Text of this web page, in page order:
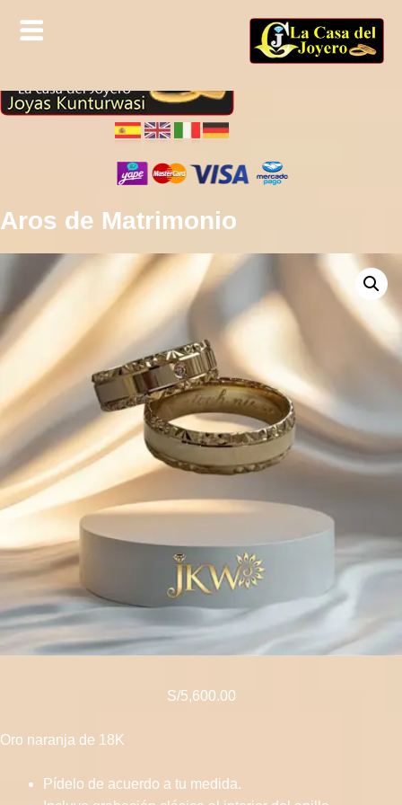
Aros de Matrimonio
S/5,600.00
Oro naranja de 18K
Pídelo de acuerdo a tu medida.